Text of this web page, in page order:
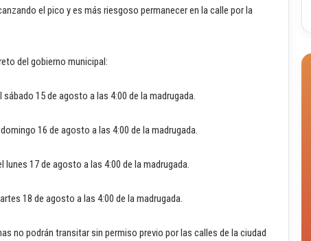
el pico y es más riesgoso permanecer en la calle por la
del gobierno municipal:
15 de agosto a las 4:00 de la madrugada.
16 de agosto a las 4:00 de la madrugada.
17 de agosto a las 4:00 de la madrugada.
18 de agosto a las 4:00 de la madrugada.
no podrán transitar sin permiso previo por las calles de la ciudad